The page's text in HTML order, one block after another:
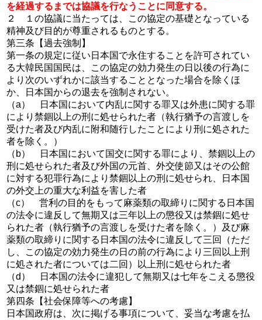
を経過するまでは協議を行なうことに同意する。
２ １の協議に当たっては、この協定の基礎となっている
精神及び目的が尊重されるものとする。
第三条【過去強制】
第一条の規定に従い日本国で永住することを許可されてい
る大韓民国国民は、この協定の効力発生の日以後の行為に
より次のいずれかに該当することとなった場合を除くほ
か、日本国からの退去を強制されない。
（a） 日本国において内乱に関する罪又は外患に関する罪
により禁錮以上の刑に処せられた者（執行猶予の言渡しを
受けた者及び内乱に附和随行したことにより刑に処された
者を除く。）
（b） 日本国において国交に関する罪により、禁錮以上の
刑に処せられた者及び外国の元首、外交使節又はその公館
に対する犯罪行為により禁錮以上の刑に処せられ、日本国
の外交上の重大な利益を害した者
（c） 営利の目的をもって麻薬類の取締りに関する日本国
の法令に違反して無期又は三年以上の懲役又は禁錮に処せ
られた者（執行猶予の言渡しを受けた者を除く。）及び麻
薬類の取締りに関する日本国の法令に違反して三回（ただ
し、この協定の効力発生の日の前の行為により三回以上刑
に処された者については二回）以上刑に処せられた者
（d） 日本国の法令に違犯して無期又は七年をこえる懲役
又は禁錮に処せられた者
第四条【社会保障等への考慮】
日本国政府は、次に掲げる事項について、妥当な考慮を払